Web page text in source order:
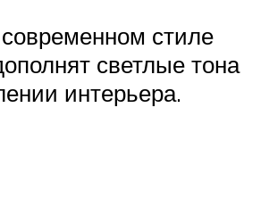
стиле
светлые тона
интерьера.